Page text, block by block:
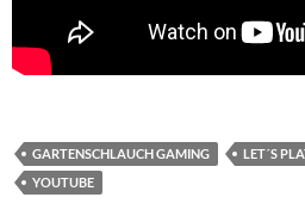
GARTENSCHLAUCH GAMING LET´S
YOUTUBE